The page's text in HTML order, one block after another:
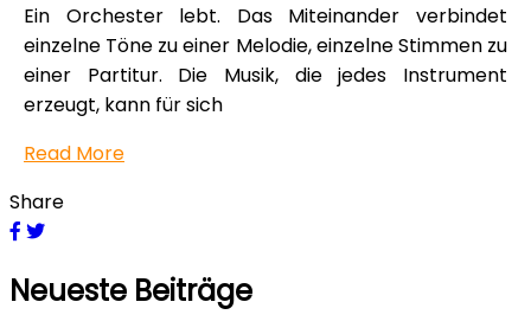
Ein Orchester lebt. Das Miteinander verbindet
einzelne Töne zu einer Melodie, einzelne Stimmen zu
einer Partitur. Die Musik, die jedes Instrument
erzeugt, kann für sich
Read More
Share
Neueste Beiträge